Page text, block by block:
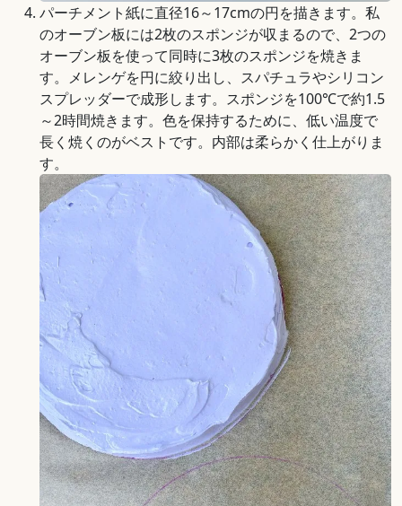
パーチメント紙に直径16～17cmの円を描きます。私
のオーブン板には2枚のスポンジが収まるので、2つの
オーブン板を使って同時に3枚のスポンジを焼きま
す。メレンゲを円に絞り出し、スパチュラやシリコン
スプレッダーで成形します。スポンジを100℃で約1.5
～2時間焼きます。色を保持するために、低い温度で
長く焼くのがベストです。内部は柔らかく仕上がりま
す。